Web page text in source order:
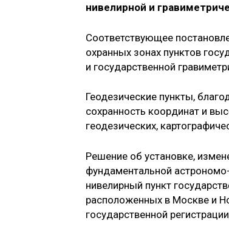
нивелирной и
Соответствующее
охранных зонах пунктов
и государственной
Геодезические пункты,
сохранность координат и
геодезических,
Решение об установке,
фундаментальной
нивелирный пункт
расположенных в Москве и
государственной